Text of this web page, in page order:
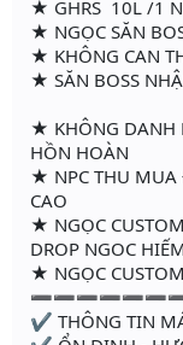
★ GHRS 10L /1
★ NGỌC SĂN
★ KHÔNG CAN
★ SĂN BOSS
★ KHÔNG DANH
HỒN HOÀN
★ NPC THU MUA
CAO
★ NGỌC
DROP NGOC
★ NGỌC
✔ THÔNG TIN